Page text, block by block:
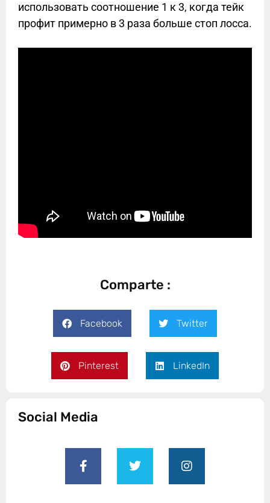
использовать соотношение 1 к 3, когда тейк
профит примерно в 3 раза больше стоп лосса.
Comparte :
Facebook Twitter
Pinterest LinkedIn
Social Media